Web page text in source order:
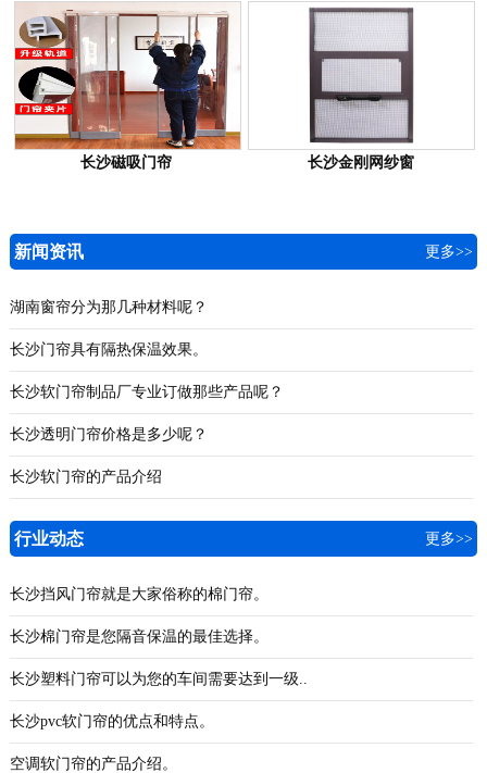
长沙磁吸门帘 长沙金刚网纱窗
新闻资讯 更多>>
湖南窗帘分为那几种材料呢？
长沙门帘具有隔热保温效果。
长沙软门帘制品厂专业订做那些产品呢？
长沙透明门帘价格是多少呢？
长沙软门帘的产品介绍
行业动态 更多>>
长沙挡风门帘就是大家俗称的棉门帘。
长沙棉门帘是您隔音保温的最佳选择。
长沙塑料门帘可以为您的车间需要达到一级..
长沙pvc软门帘的优点和特点。
空调软门帘的产品介绍。